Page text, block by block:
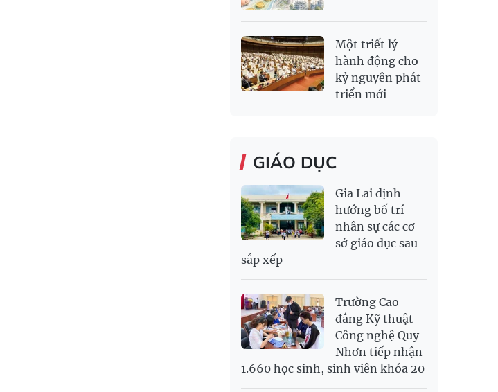
Một triết lý
hành động cho
kỷ nguyên phát
triển mới
GIÁO DỤC
Gia Lai định
hướng bố trí
nhân sự các cơ
sở giáo dục sau
sắp xếp
Trường Cao
đẳng Kỹ thuật
Công nghệ Quy
Nhơn tiếp nhận
1.660 học sinh, sinh viên khóa 20